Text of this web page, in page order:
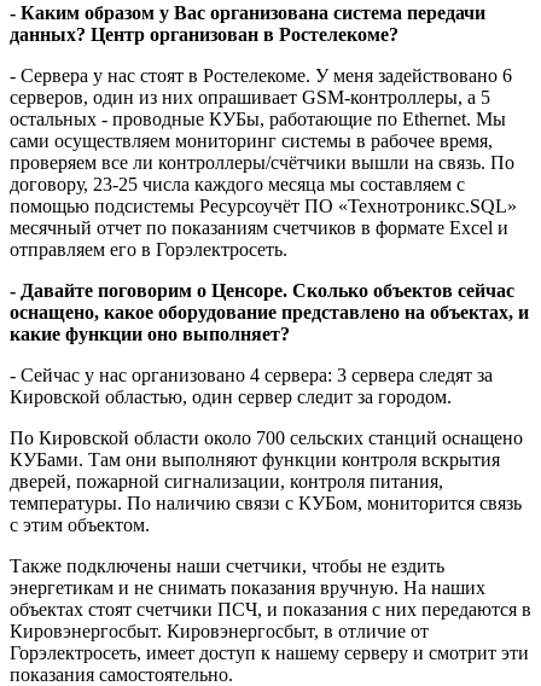
- Каким образом у Вас организована система передачи
данных? Центр организован в Ростелекоме?
- Сервера у нас стоят в Ростелекоме. У меня задействовано 6
серверов, один из них опрашивает GSM-контроллеры, а 5
остальных - проводные КУБы, работающие по Ethernet. Мы
сами осуществляем мониторинг системы в рабочее время,
проверяем все ли контроллеры/счётчики вышли на связь. По
договору, 23-25 числа каждого месяца мы составляем с
помощью подсистемы Ресурсоучёт ПО «Технотроникс.SQL»
месячный отчет по показаниям счетчиков в формате Excel и
отправляем его в Горэлектросеть.
- Давайте поговорим о Ценсоре. Сколько объектов сейчас
оснащено, какое оборудование представлено на объектах, и
какие функции оно выполняет?
- Сейчас у нас организовано 4 сервера: 3 сервера следят за
Кировской областью, один сервер следит за городом.
По Кировской области около 700 сельских станций оснащено
КУБами. Там они выполняют функции контроля вскрытия
дверей, пожарной сигнализации, контроля питания,
температуры. По наличию связи с КУБом, мониторится связь
с этим объектом.
Также подключены наши счетчики, чтобы не ездить
энергетикам и не снимать показания вручную. На наших
объектах стоят счетчики ПСЧ, и показания с них передаются в
Кировэнергосбыт. Кировэнергосбыт, в отличие от
Горэлектросеть, имеет доступ к нашему серверу и смотрит эти
показания самостоятельно.